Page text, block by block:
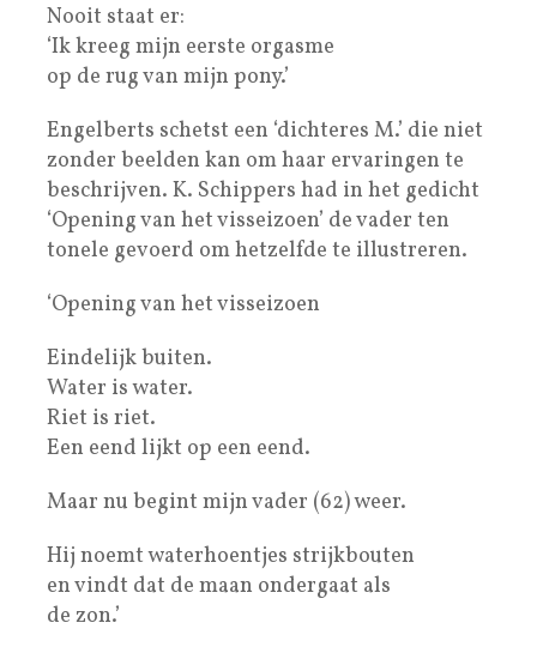
Nooit staat er:
‘Ik kreeg mijn eerste orgasme
op de rug van mijn pony.’
Engelberts schetst een ‘dichteres M.’ die niet
zonder beelden kan om haar ervaringen te
beschrijven. K. Schippers had in het gedicht
‘Opening van het visseizoen’ de vader ten
tonele gevoerd om hetzelfde te illustreren.
‘Opening van het visseizoen
Eindelijk buiten.
Water is water.
Riet is riet.
Een eend lijkt op een eend.
Maar nu begint mijn vader (62) weer.
Hij noemt waterhoentjes strijkbouten
en vindt dat de maan ondergaat als
de zon.’